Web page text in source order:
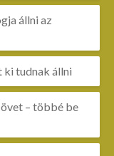
állni az
ki tudnak állni
– többé be